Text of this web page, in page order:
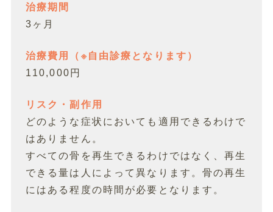
治療期間
3ヶ月
治療費用（※自由診療となります）
110,000円
リスク・副作用
どのような症状においても適用できるわけで
はありません。
すべての骨を再生できるわけではなく、再生
できる量は人によって異なります。骨の再生
にはある程度の時間が必要となります。